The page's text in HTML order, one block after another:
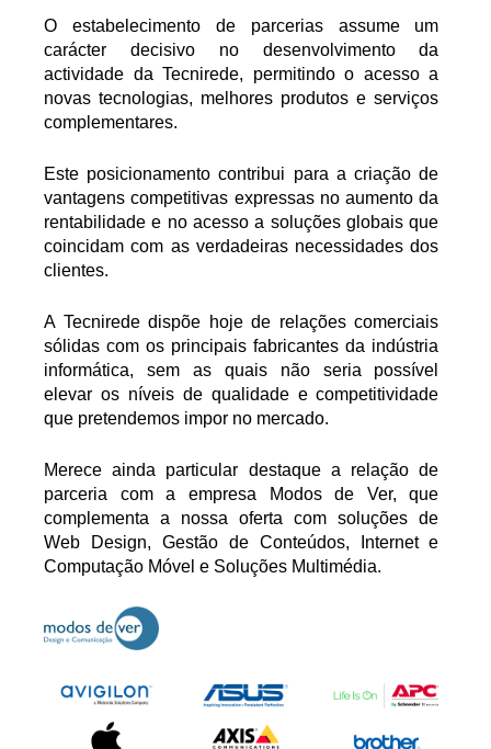
O estabelecimento de parcerias assume um
carácter decisivo no desenvolvimento da
actividade da Tecnirede, permitindo o acesso a
novas tecnologias, melhores produtos e serviços
complementares.
Este posicionamento contribui para a criação de
vantagens competitivas expressas no aumento da
rentabilidade e no acesso a soluções globais que
coincidam com as verdadeiras necessidades dos
clientes.
A Tecnirede dispõe hoje de relações comerciais
sólidas com os principais fabricantes da indústria
informática, sem as quais não seria possível
elevar os níveis de qualidade e competitividade
que pretendemos impor no mercado.
Merece ainda particular destaque a relação de
parceria com a empresa Modos de Ver, que
complementa a nossa oferta com soluções de
Web Design, Gestão de Conteúdos, Internet e
Computação Móvel e Soluções Multimédia.